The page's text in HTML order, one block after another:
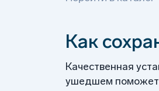
Как
Качественная
ушедшем поможет